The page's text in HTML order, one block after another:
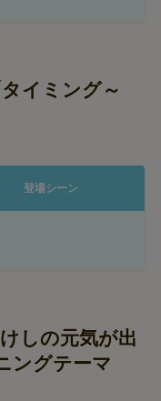
イミング～
登場シーン
しの元気が出
ングテーマ